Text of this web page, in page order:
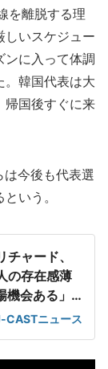
を離脱する理
しいスケジュー
ンに入って体調
。韓国代表は大
帰国後すぐに来
今後も代表選
いう。
ャード、
の存在感薄
会ある」
CASTニュース